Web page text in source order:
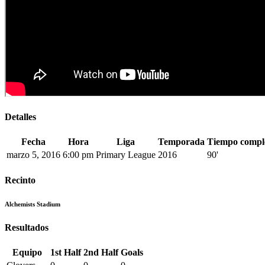
Detalles
Fecha Hora Liga Temporada Tiempo
marzo 5, 2016 6:00 pm Primary League 2016 90'
Recinto
Alchemists Stadium
Resultados
Equipo 1st Half 2nd Half Goals